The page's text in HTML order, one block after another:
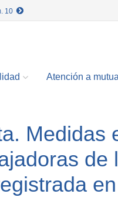
10
Atención a
Medidas